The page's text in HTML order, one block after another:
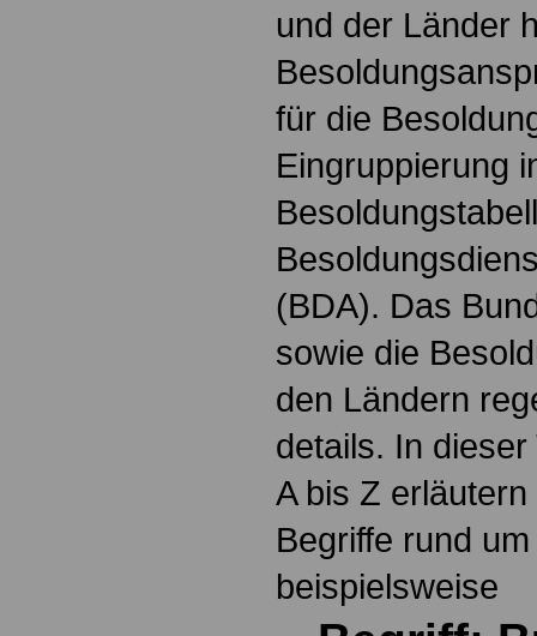
und der Länder
für die
Eingruppierung
(BDA). Das
sowie die
den Ländern
details. In
A bis Z
Begriffe rund
beispielsweise